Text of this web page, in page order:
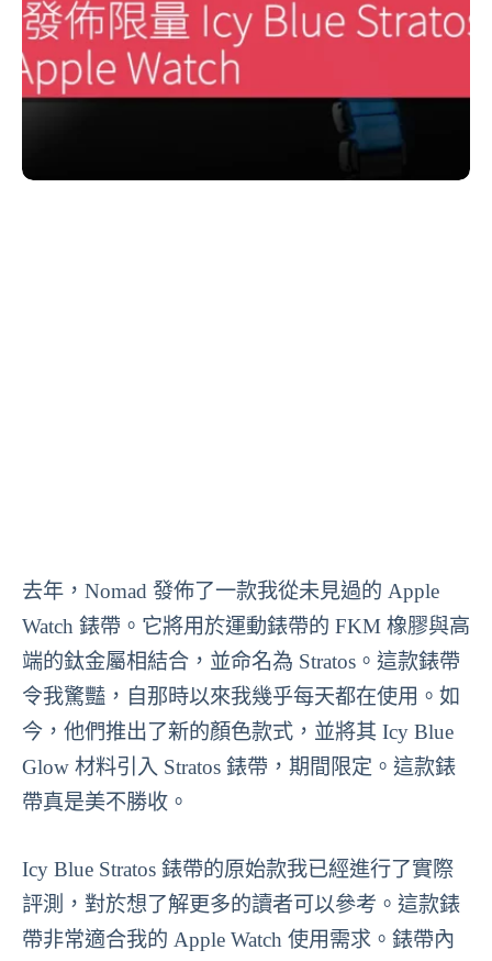
去年，Nomad 發佈了一款我從未見過的 Apple
Watch 錶帶。它將用於運動錶帶的 FKM 橡膠與高
端的鈦金屬相結合，並命名為 Stratos。這款錶帶
令我驚豔，自那時以來我幾乎每天都在使用。如
今，他們推出了新的顏色款式，並將其 Icy Blue
Glow 材料引入 Stratos 錶帶，期間限定。這款錶
帶真是美不勝收。
Icy Blue Stratos 錶帶的原始款我已經進行了實際
評測，對於想了解更多的讀者可以參考。這款錶
帶非常適合我的 Apple Watch 使用需求。錶帶內